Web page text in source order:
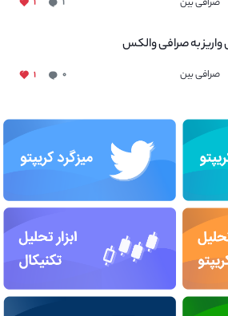
به صرافی والکس
صرافی بین ۰ ۱